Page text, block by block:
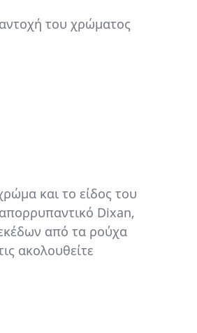
του χρώματος
και το είδος του
Dixan,
από τα ρούχα
ακολουθείτε